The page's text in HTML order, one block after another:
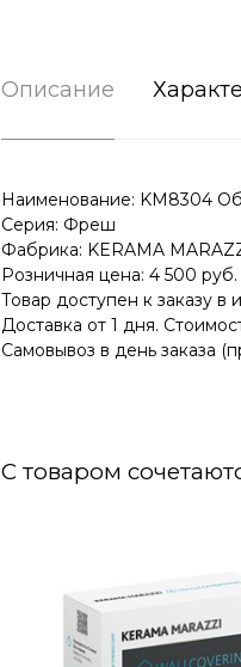
Описание
Наименование: KM8304
Серия: Фреш
Фабрика: KERAMA
Розничная цена: 4 500 руб.
Товар доступен к заказу в
Доставка от 1 дня.
Самовывоз в день заказа
С товаром